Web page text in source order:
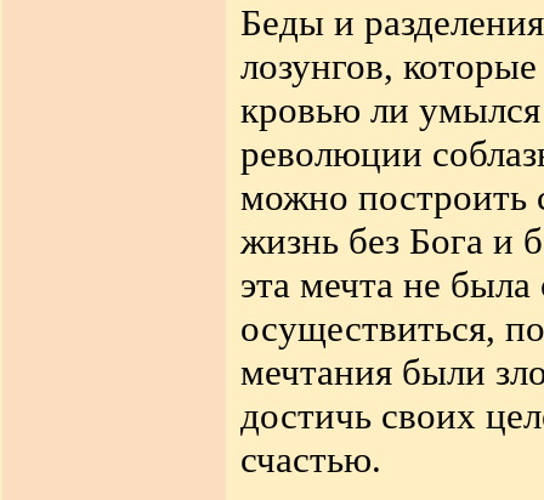
Беды и
лозунгов,
кровью ли
революции
можно
жизнь без Бога и
эта мечта не
осуществиться,
мечтания были
достичь своих
счастью.